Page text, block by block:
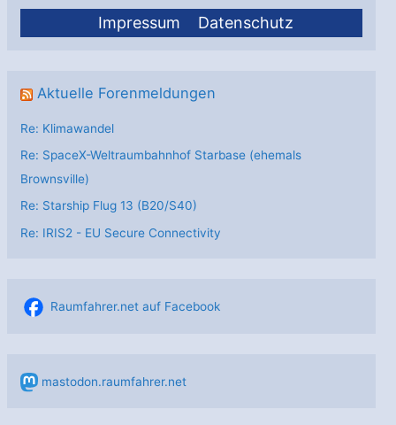
Impressum Datenschutz
Aktuelle Forenmeldungen
Re: Klimawandel
Re: SpaceX-Weltraumbahnhof Starbase (ehemals
Brownsville)
Re: Starship Flug 13 (B20/S40)
Re: IRIS2 - EU Secure Connectivity
Raumfahrer.net auf Facebook
mastodon.raumfahrer.net